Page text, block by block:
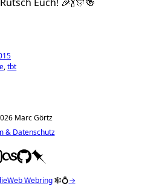
tbt
Marc Görtz
& Datenschutz
Webring🕸💍→